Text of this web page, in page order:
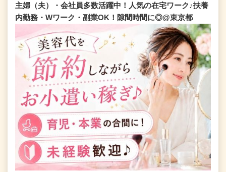
主婦（夫）・会社員多数活躍中！人気の在宅ワーク♪扶養
内勤務・Wワーク・副業OK！隙間時間に◎@東京都